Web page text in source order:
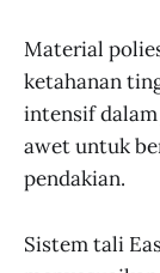
Material
ketahanan
intensif dalam
awet untuk
pendakian.
Sistem tali